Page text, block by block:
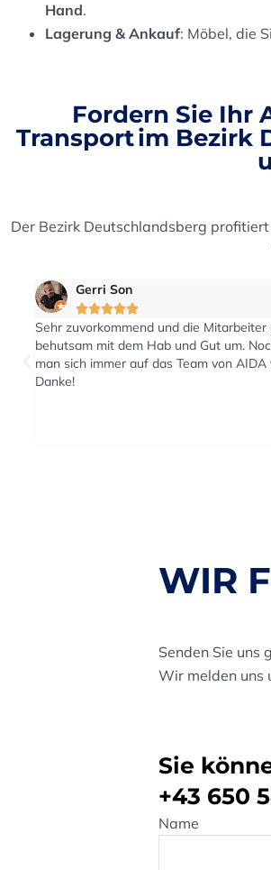
Hand.
Lagerung & Ankauf: Möbel, die
Fordern Sie Ihr
Transportim Bezirk
Der Bezirk Deutschlandsberg
Gerri Son
 
Sehr zuvorkommend und die Mitarbeiter
behutsam mit dem Hab und Gut um. Noch
man sich immer auf das Team von AIDA
Danke!
WIR
Senden Sie uns
Wir melden uns
Sie
+43 650
Name